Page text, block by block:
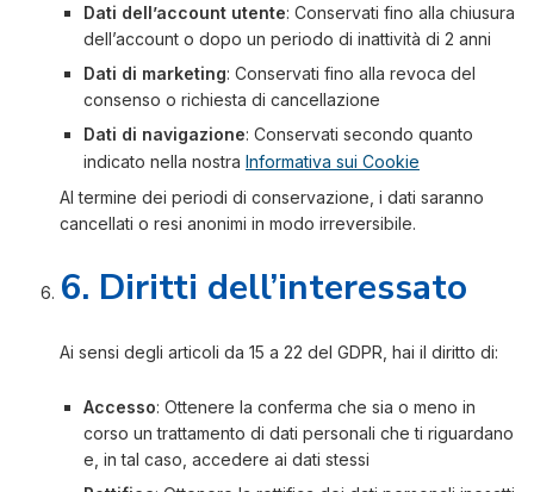
Dati dell’account utente: Conservati fino alla chiusura
dell’account o dopo un periodo di inattività di 2 anni
Dati di marketing: Conservati fino alla revoca del
consenso o richiesta di cancellazione
Dati di navigazione: Conservati secondo quanto
indicato nella nostra Informativa sui Cookie
Al termine dei periodi di conservazione, i dati saranno
cancellati o resi anonimi in modo irreversibile.
6. Diritti dell’interessato
Ai sensi degli articoli da 15 a 22 del GDPR, hai il diritto di:
Accesso: Ottenere la conferma che sia o meno in
corso un trattamento di dati personali che ti riguardano
e, in tal caso, accedere ai dati stessi